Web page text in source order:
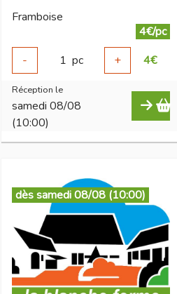
Framboise
4€/pc
-
1 pc + 4€
Réception le
samedi 08/08
(10:00)
dès samedi 08/08 (10:00)